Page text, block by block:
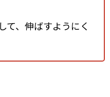
、伸ばすようにく